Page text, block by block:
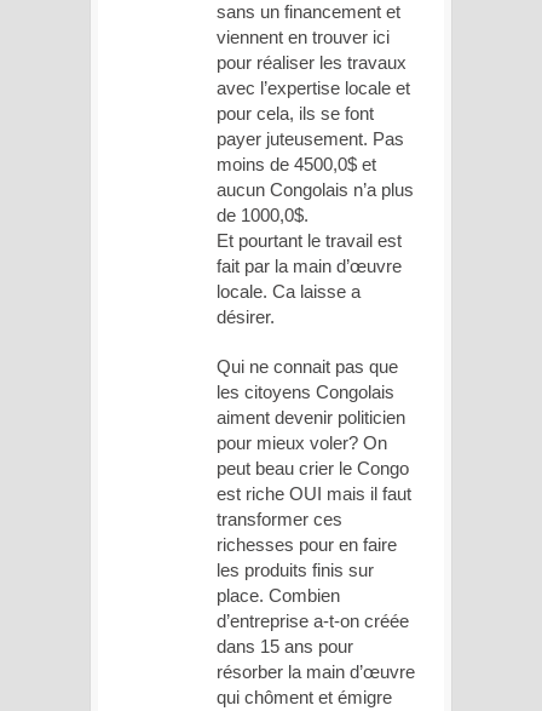
sans un financement et
viennent en trouver ici
pour réaliser les travaux
avec l’expertise locale et
pour cela, ils se font
payer juteusement. Pas
moins de 4500,0$ et
aucun Congolais n’a plus
de 1000,0$.
Et pourtant le travail est
fait par la main d’œuvre
locale. Ca laisse a
désirer.
Qui ne connait pas que
les citoyens Congolais
aiment devenir politicien
pour mieux voler? On
peut beau crier le Congo
est riche OUI mais il faut
transformer ces
richesses pour en faire
les produits finis sur
place. Combien
d’entreprise a-t-on créée
dans 15 ans pour
résorber la main d’œuvre
qui chôment et émigre